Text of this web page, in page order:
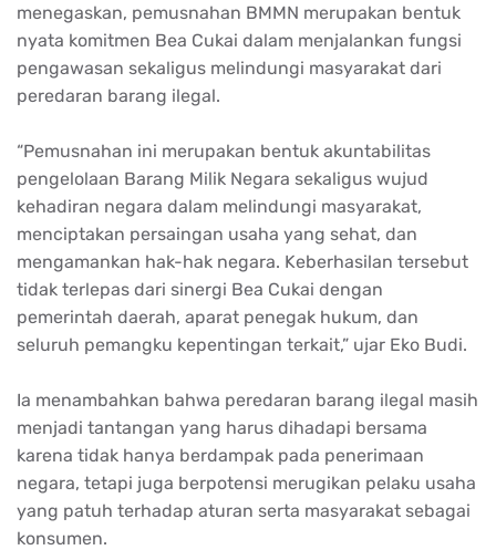
menegaskan, pemusnahan BMMN merupakan bentuk
nyata komitmen Bea Cukai dalam menjalankan fungsi
pengawasan sekaligus melindungi masyarakat dari
peredaran barang ilegal.
“Pemusnahan ini merupakan bentuk akuntabilitas
pengelolaan Barang Milik Negara sekaligus wujud
kehadiran negara dalam melindungi masyarakat,
menciptakan persaingan usaha yang sehat, dan
mengamankan hak-hak negara. Keberhasilan tersebut
tidak terlepas dari sinergi Bea Cukai dengan
pemerintah daerah, aparat penegak hukum, dan
seluruh pemangku kepentingan terkait,” ujar Eko Budi.
Ia menambahkan bahwa peredaran barang ilegal masih
menjadi tantangan yang harus dihadapi bersama
karena tidak hanya berdampak pada penerimaan
negara, tetapi juga berpotensi merugikan pelaku usaha
yang patuh terhadap aturan serta masyarakat sebagai
konsumen.